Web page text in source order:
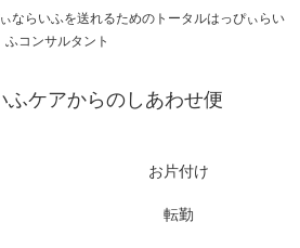
ならいふを送れるためのトータルはっぴぃらい
ふコンサルタント
ふケアからのしあわせ便
お片付け
転勤